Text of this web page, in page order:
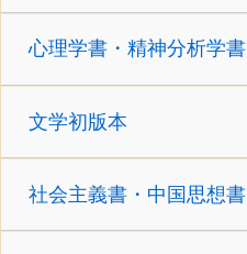
心理学書・精神分析学書
文学初版本
社会主義書・中国思想書